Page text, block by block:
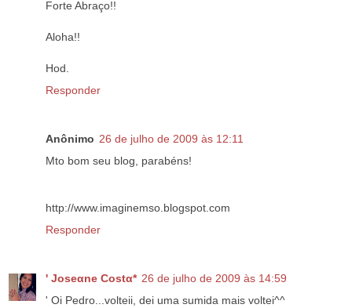
Forte Abraço!!
Aloha!!
Hod.
Responder
Anônimo 26 de julho de 2009 às 12:11
Mto bom seu blog, parabéns!
http://www.imaginemso.blogspot.com
Responder
' Joseαne Costα* 26 de julho de 2009 às 14:59
' Oi Pedro...volteii, dei uma sumida mais voltei^^